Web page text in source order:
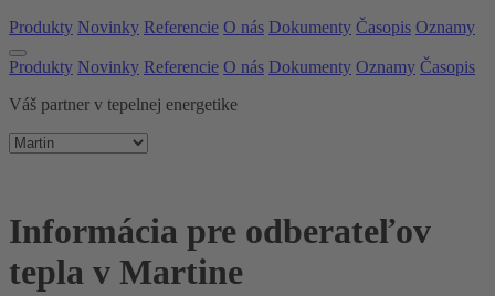
Produkty Novinky Referencie O nás Dokumenty Časopis Oznamy
Produkty Novinky Referencie O nás Dokumenty Oznamy Časopis
Váš partner v tepelnej energetike
Informácia pre odberateľov
tepla v Martine